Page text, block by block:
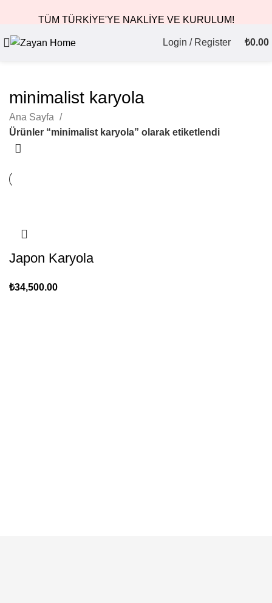
TÜM TÜRKİYE'YE NAKLİYE VE KURULUM!
Login / Register ₺0.00
minimalist karyola
Ana Sayfa
Ürünler “minimalist karyola” olarak etiketlendi
Japon Karyola
₺34,500.00